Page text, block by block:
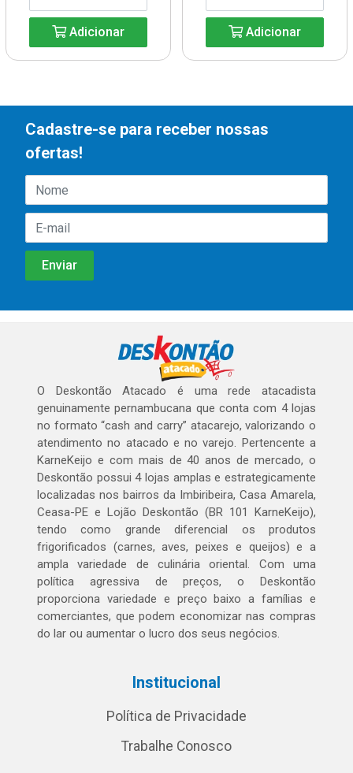
Adicionar Adicionar
Cadastre-se para receber nossas
ofertas!
O Deskontão Atacado é uma rede atacadista
genuinamente pernambucana que conta com 4 lojas
no formato “cash and carry” atacarejo, valorizando o
atendimento no atacado e no varejo. Pertencente a
KarneKeijo e com mais de 40 anos de mercado, o
Deskontão possui 4 lojas amplas e estrategicamente
localizadas nos bairros da Imbiribeira, Casa Amarela,
Ceasa-PE e Lojão Deskontão (BR 101 KarneKeijo),
tendo como grande diferencial os produtos
frigorificados (carnes, aves, peixes e queijos) e a
ampla variedade de culinária oriental. Com uma
política agressiva de preços, o Deskontão
proporciona variedade e preço baixo a famílias e
comerciantes, que podem economizar nas compras
do lar ou aumentar o lucro dos seus negócios.
Institucional
Política de Privacidade
Trabalhe Conosco